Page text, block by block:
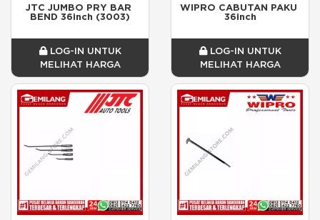
JTC JUMBO PRY BAR
BEND 36inch (3003)
LOG-IN UNTUK
MELIHAT HARGA
WIPRO CABUTAN PAKU
36inch
LOG-IN UNTUK
MELIHAT HARGA